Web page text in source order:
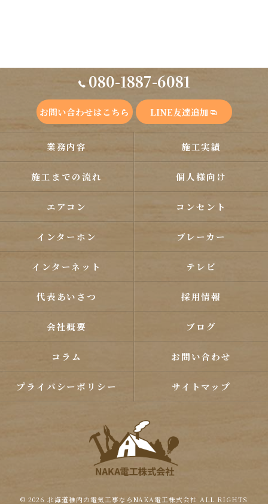
080-1887-6081
お問い合わせはこちら LINE友達追加
業務内容 施工実績
施工までの流れ 個人様向け
エアコン コンセント
インターホン ブレーカー
インターネット テレビ
代表あいさつ 採用情報
会社概要 ブログ
コラム お問い合わせ
プライバシーポリシー サイトマップ
© 2026 北海道稚内の電気工事ならNAKA電工株式会社 ALL RIGHTS